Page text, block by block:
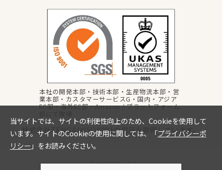
本社の開発本部・技術本部・生産物流本部・営
業本部・カスタマーサービスG・国内・アジア
EC部・海外EC部・Amazon / プラットフォーム
株式会社TENGAはISO9001の認証を取得しています。
Language